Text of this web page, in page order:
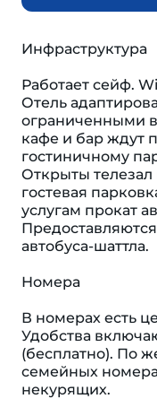
Инфраструктура
Работает сейф.
Отель
ограниченными
кафе и бар ждут
гостиничному
Открыты телезал
гостевая
услугам прокат
автобуса-шаттла.
Номера
В номерах есть
Удобства
(бесплатно). По
семейных
некурящих.